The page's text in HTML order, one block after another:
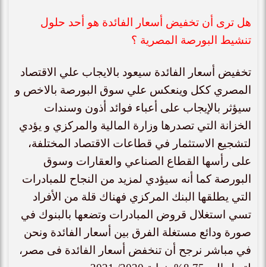
هل ترى أن تخفيض أسعار الفائدة هو أحد حلول
تنشيط البورصة المصرية ؟
تخفيض أسعار الفائدة سيعود بالايجاب علي الاقتصاد
المصري ككل وينعكس علي سوق البورصة بالاخص و
سيؤثر بالإيجاب على أعباء فوائد أذون وسندات
الخزانة التي تصدرها وزارة المالية والمركزي و يؤدي
لتشجيع الاستثمار في قطاعات الاقتصاد المختلفة،
على رأسها القطاع الصناعي والعقارات وسوق
البورصة كما أنه سيؤدي لمزيد من النجاح للمبادرات
التي يطلقها البنك المركزي فهناك قلة من الأفراد
تسي استغلال قروض المبادرات وتضعها بالبنوك في
صورة ودائع مستغلة الفرق بين أسعار الفائدة ونحن
في مباشر نرجح أن تنخفض أسعار الفائدة فى مصر،